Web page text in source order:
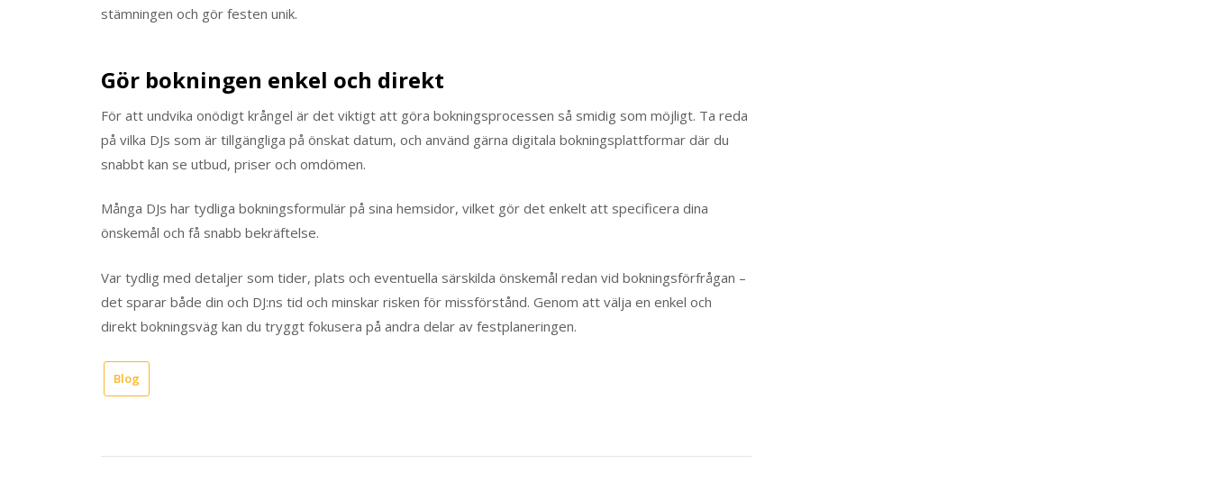
stämningen och gör festen unik.
Gör bokningen enkel och direkt
För att undvika onödigt krångel är det viktigt att göra bokningsprocessen så smidig som möjligt. Ta reda
på vilka DJs som är tillgängliga på önskat datum, och använd gärna digitala bokningsplattformar där du
snabbt kan se utbud, priser och omdömen.
Många DJs har tydliga bokningsformulär på sina hemsidor, vilket gör det enkelt att specificera dina
önskemål och få snabb bekräftelse.
Var tydlig med detaljer som tider, plats och eventuella särskilda önskemål redan vid bokningsförfrågan –
det sparar både din och DJ:ns tid och minskar risken för missförstånd. Genom att välja en enkel och
direkt bokningsväg kan du tryggt fokusera på andra delar av festplaneringen.
Blog